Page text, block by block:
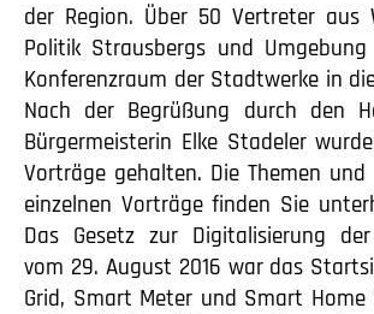
der Region. Über 50 Vertreter aus
Politik Strausbergs und
Konferenzraum der Stadtwerke in
Nach der Begrüßung durch den
Bürgermeisterin Elke Stadeler
Vorträge gehalten. Die Themen
einzelnen Vorträge finden Sie
Das Gesetz zur Digitalisierung der
vom 29. August 2016 war das
Grid, Smart Meter und Smart Home